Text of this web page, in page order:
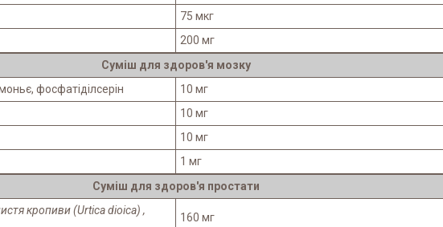
75 мкг
200 мг
Суміш для здоров'я мозку
фосфатіділсерін
10 мг
10 мг
10 мг
1 мг
Суміш для здоров'я простати
кропиви(Urtica dioica) ,
160 мг